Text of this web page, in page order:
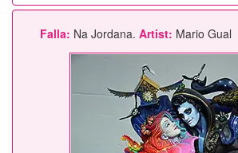
Falla: Na Jordana. Artist: Mario Gual